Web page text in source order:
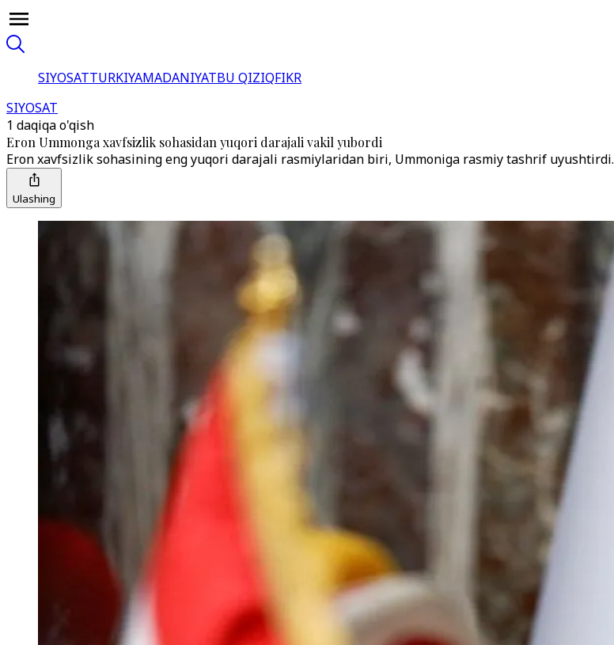
SIYOSATTURKIYAMADANIYATBU QIZIQFIKR
SIYOSAT
1 daqiqa o'qish
Eron Ummonga xavfsizlik sohasidan yuqori darajali vakil yubordi
Eron xavfsizlik sohasining eng yuqori darajali rasmiylaridan biri, Ummoniga rasmiy tashrif uyushtirdi.
Ulashing